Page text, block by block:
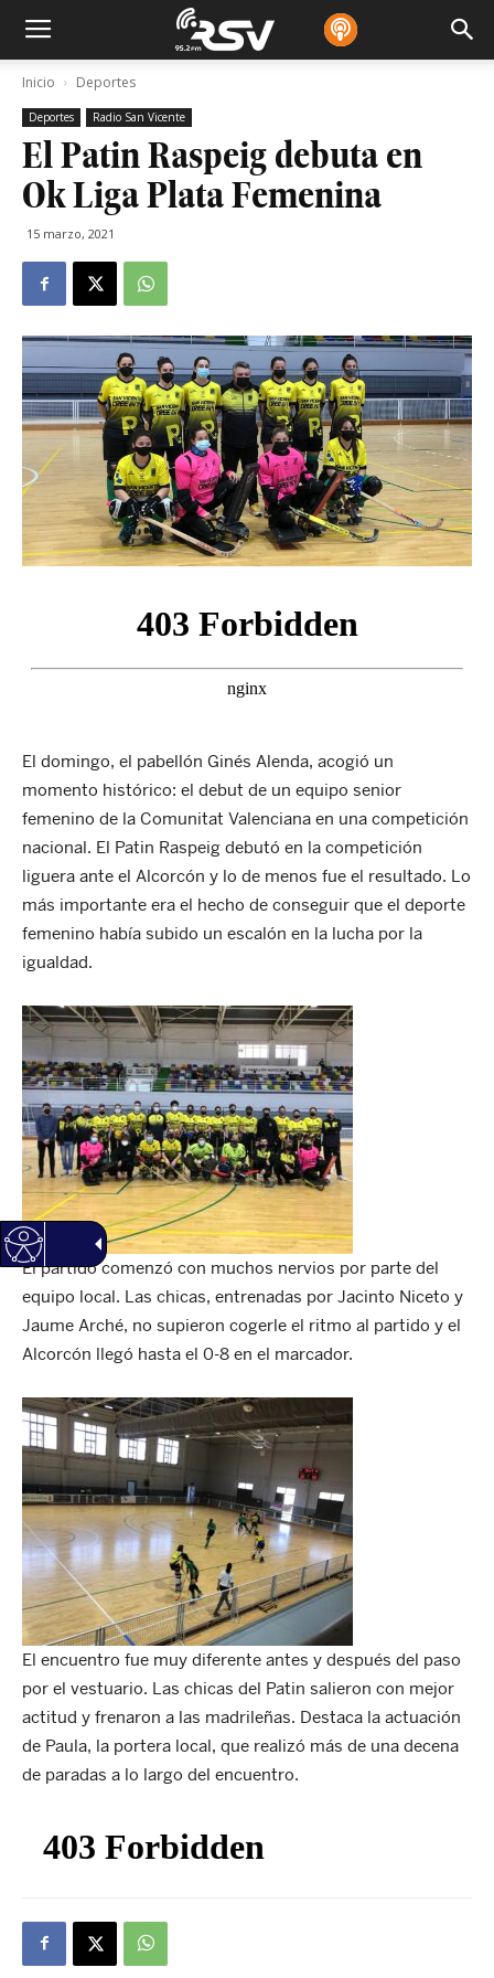
Inicio Deportes
Deportes Radio San Vicente
El Patin Raspeig debuta en
Ok Liga Plata Femenina
15 marzo, 2021
El domingo, el pabellón Ginés Alenda, acogió un
momento histórico: el debut de un equipo senior
femenino de la Comunitat Valenciana en una competición
nacional. El Patin Raspeig debutó en la competición
liguera ante el Alcorcón y lo de menos fue el resultado. Lo
más importante era el hecho de conseguir que el deporte
femenino había subido un escalón en la lucha por la
igualdad.
El partido comenzó con muchos nervios por parte del
equipo local. Las chicas, entrenadas por Jacinto Niceto y
Jaume Arché, no supieron cogerle el ritmo al partido y el
Alcorcón llegó hasta el 0-8 en el marcador.
El encuentro fue muy diferente antes y después del paso
por el vestuario. Las chicas del Patin salieron con mejor
actitud y frenaron a las madrileñas. Destaca la actuación
de Paula, la portera local, que realizó más de una decena
de paradas a lo largo del encuentro.